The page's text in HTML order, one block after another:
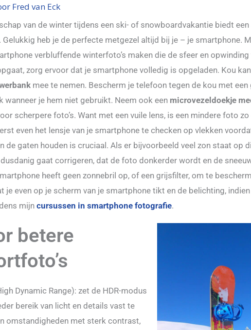
Fred van Eck
van de winter tijdens een ski- of snowboardvakantie biedt
heb je de perfecte metgezel altijd bij je – je smartphone.
verbluffende winterfoto’s maken die de sfeer en
zorg ervoor dat je smartphone volledig is opgeladen. Kou
mee te nemen. Bescherm je telefoon tegen de kou met
wanneer je hem niet gebruikt. Neem ook een microvezeldoekje
scherpere foto’s. Want met een vuile lens, is een mindere foto
even het lensje van je smartphone te checken op vlekken
de gaten houden is cruciaal. Als er bijvoorbeeld veel zon staat op
gaat corrigeren, dat de foto donkerder wordt en de
heeft geen zonnebril op, of een grijsfilter, om te
je even op je scherm van je smartphone tikt en de belichting,
mijncursussen in smartphone fotografie.
betere
Dynamic Range): zet de HDR-modus
bereik van licht en details vast te
omstandigheden met sterk contrast,